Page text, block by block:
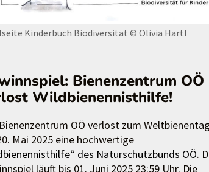
Kinderbuch Biodiversität © Olivia Hartl
Bienenzentrum OÖ
Wildbienennisthilfe!
OÖ verlost zum Weltbienentag
Mai 2025 eine hochwertige
des Naturschutzbunds OÖ.
läuft bis 01. Juni 2025 23:59 Uhr. Die